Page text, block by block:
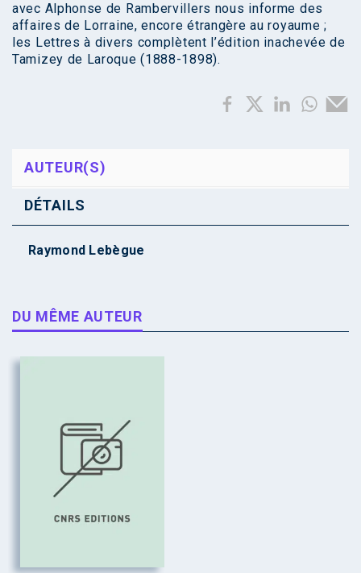
avec Alphonse de Rambervillers nous informe des
affaires de Lorraine, encore étrangère au royaume ;
les Lettres à divers complètent l’édition inachevée de
Tamizey de Laroque (1888-1898).
AUTEUR(S)
DÉTAILS
Raymond Lebègue
DU MÊME AUTEUR